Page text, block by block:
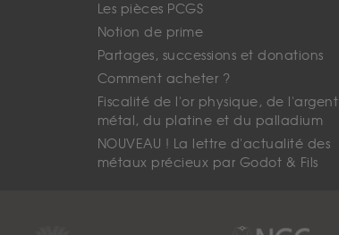
Les pièces PCGS
Notion de prime
Partages, successions et donations
Comment acheter ?
Fiscalité de l'or physique, de l'argent
métal, du platine et du palladium
NOUVEAU ! La lettre d'actualité des
métaux précieux par Godot & Fils